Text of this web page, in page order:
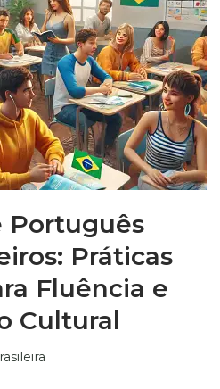
Português
Práticas
Fluência e
Cultural